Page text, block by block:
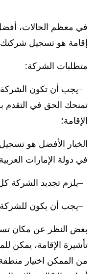
في معظم الحالات،
إقامة هو تسجيل شركتك
متطلبات الشركة:
يجب أن تكون الشركة
تمنحك الحق في
الإقامة؛
الخيار الأفضل هو
في دولة الإمارات
يلزم تجديد الشركة
يجب أن يكون للشركة
بغض النظر عن مكان
تأشيرة الإقامة، يمكن
من الممكن اختيار